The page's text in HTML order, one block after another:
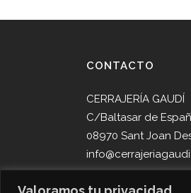
CONTACTO
CERRAJERÍA GAUDÍ
C/Baltasar de
08970 Sant Joan
Tel. 93 013 05 58